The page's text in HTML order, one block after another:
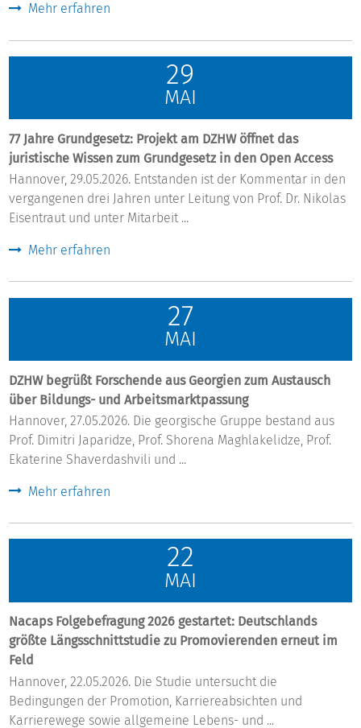
Mehr erfahren
29
MAI
77 Jahre Grundgesetz: Projekt am DZHW öffnet das
juristische Wissen zum Grundgesetz in den Open Access
Hannover, 29.05.2026. Entstanden ist der Kommentar in den
vergangenen drei Jahren unter Leitung von Prof. Dr. Nikolas
Eisentraut und unter Mitarbeit ...
Mehr erfahren
27
MAI
DZHW begrüßt Forschende aus Georgien zum Austausch
über Bildungs- und Arbeitsmarktpassung
Hannover, 27.05.2026. Die georgische Gruppe bestand aus
Prof. Dimitri Japaridze, Prof. Shorena Maghlakelidze, Prof.
Ekaterine Shaverdashvili und ...
Mehr erfahren
22
MAI
Nacaps Folgebefragung 2026 gestartet: Deutschlands
größte Längsschnittstudie zu Promovierenden erneut im
Feld
Hannover, 22.05.2026. Die Studie untersucht die
Bedingungen der Promotion, Karriereabsichten und
Karrierewege sowie allgemeine Lebens- und ...